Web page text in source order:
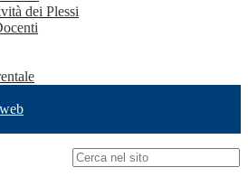
dei Plessi